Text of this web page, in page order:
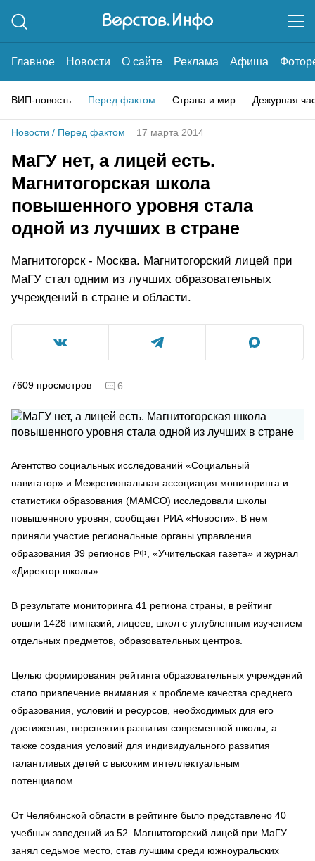
Главное Новости О сайте Реклама Афиша
ВИП-новость Перед фактом Страна и мир Дежурная
Новости / Перед фактом 17 марта 2014
МаГУ нет, а лицей есть.
Магнитогорская школа
повышенного уровня стала
одной из лучших в стране
Магнитогорск - Москва. Магнитогорский лицей при
МаГУ стал одним из лучших образовательных
учреждений в стране и области.
7609 просмотров 6
Агентство социальных исследований «Социальный
навигатор» и Межрегиональная ассоциация мониторинга и
статистики образования (МАМСО) исследовали школы
повышенного уровня, сообщает РИА «Новости». В нем
приняли участие региональные органы управления
образования 39 регионов РФ, «Учительская газета» и журнал
«Директор школы».
В результате мониторинга 41 региона страны, в рейтинг
вошли 1428 гимназий, лицеев, школ с углубленным изучением
отдельных предметов, образовательных центров.
Целью формирования рейтинга образовательных учреждений
стало привлечение внимания к проблеме качества среднего
образования, условий и ресурсов, необходимых для его
достижения, перспектив развития современной школы, а
также создания условий для индивидуального развития
талантливых детей с высоким интеллектуальным
потенциалом.
От Челябинской области в рейтинге было представлено 40
учебных заведений из 52. Магнитогорский лицей при МаГУ
занял седьмое место, став лучшим среди южноуральских